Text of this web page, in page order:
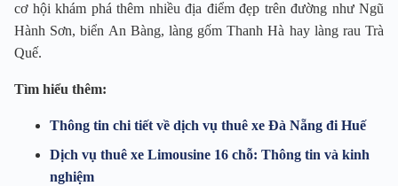
cơ hội khám phá thêm nhiều địa điểm đẹp trên đường như Ngũ
Hành Sơn, biển An Bàng, làng gốm Thanh Hà hay làng rau Trà
Quế.
Tìm hiểu thêm:
Thông tin chi tiết về dịch vụ thuê xe Đà Nẵng đi Huế
Dịch vụ thuê xe Limousine 16 chỗ: Thông tin và kinh
nghiệm